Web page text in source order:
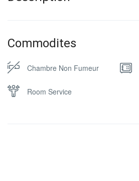
Commodites
Chambre Non Fumeur
Room Service